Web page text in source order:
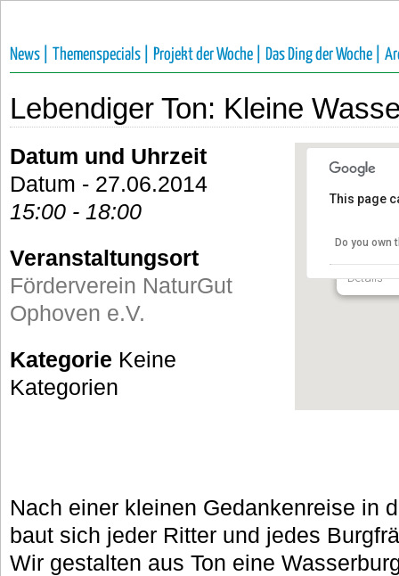
News | Themenspecials | Projekt der Woche | Das Ding der Woche |
Lebendiger Ton: Kleine
Talstraße
Details
This page
Do you own
Datum und Uhrzeit
Datum - 27.06.2014
15:00 - 18:00
Veranstaltungsort
Förderverein NaturGut
Ophoven e.V.
Kategorie Keine
Kategorien
Nach einer kleinen Gedankenreise in
baut sich jeder Ritter und jedes
Wir gestalten aus Ton eine